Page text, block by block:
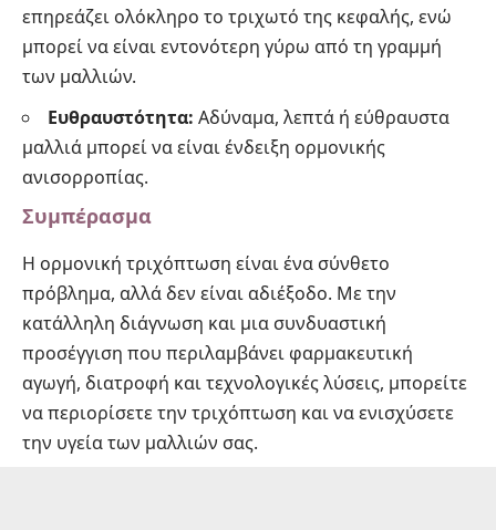
επηρεάζει ολόκληρο το τριχωτό της κεφαλής, ενώ
μπορεί να είναι εντονότερη γύρω από τη γραμμή
των μαλλιών.
Ευθραυστότητα: Αδύναμα, λεπτά ή εύθραυστα
μαλλιά μπορεί να είναι ένδειξη ορμονικής
ανισορροπίας.
Συμπέρασμα
Η ορμονική τριχόπτωση είναι ένα σύνθετο
πρόβλημα, αλλά δεν είναι αδιέξοδο. Με την
κατάλληλη διάγνωση και μια συνδυαστική
προσέγγιση που περιλαμβάνει φαρμακευτική
αγωγή, διατροφή και τεχνολογικές λύσεις, μπορείτε
να περιορίσετε την τριχόπτωση και να ενισχύσετε
την υγεία των μαλλιών σας.